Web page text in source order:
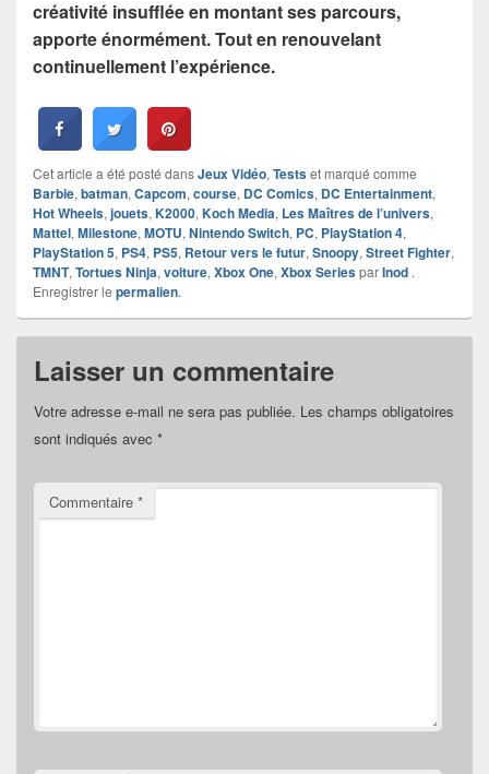
créativité insufflée en montant ses parcours,
apporte énormément. Tout en renouvelant
continuellement l’expérience.
Cet article a été posté dansJeux Vidéo, Testset marqué comme
Barbie, batman, Capcom, course, DC Comics, DC Entertainment,
Hot Wheels, jouets, K2000, Koch Media, Les Maîtres de l’univers,
Mattel, Milestone, MOTU, Nintendo Switch, PC, PlayStation 4,
PlayStation 5, PS4, PS5, Retour vers le futur, Snoopy, Street Fighter,
TMNT, Tortues Ninja, voiture, Xbox One, Xbox SeriesparInod .
Enregistrer le permalien.
Laisser un commentaire
Votre adresse e-mail ne sera pas publiée. Les champs obligatoires
sont indiqués avec *
Commentaire *